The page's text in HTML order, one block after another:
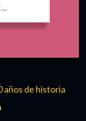
años de historia